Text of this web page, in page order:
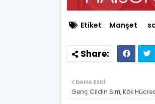
Etiket Manşet
DAHA ESKI
Genç Cildin Sırrı, Kök